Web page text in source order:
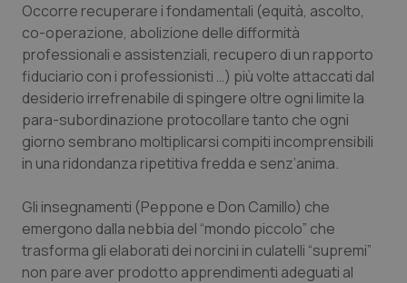
Piemonte
Provincia Autonoma di Bolzano
Provincia Autonoma di Trento
Puglia
Sardegna
Sicilia
HIV
Infezioni & Febbre
Ipertensione & Scompenso
Malattie rare
Malattia di Crohn & Rettocolite Ulcerosa
Neuroscienze & patologie neurodegenerative
Occorre recuperare i fondamentali (equità, ascolto,
co-operazione, abolizione delle difformità
professionali e assistenziali, recupero di un rapporto
fiduciario con i professionisti …) più volte attaccati dal
desiderio irrefrenabile di spingere oltre ogni limite la
para-subordinazione protocollare tanto che ogni
giorno sembrano moltiplicarsi compiti incomprensibili
in una ridondanza ripetitiva fredda e senz’anima.
Gli insegnamenti (Peppone e Don Camillo) che
emergono dalla nebbia del “mondo piccolo” che
trasforma gli elaborati dei norcini in culatelli “supremi”
non pare aver prodotto apprendimenti adeguati al